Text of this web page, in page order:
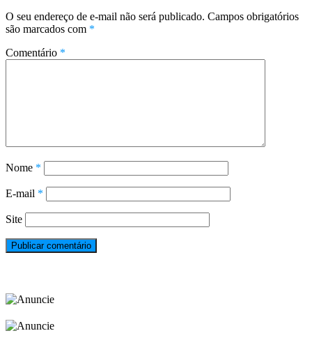
O seu endereço de e-mail não será publicado. Campos obrigatórios
são marcados com *
Comentário *
Nome *
E-mail *
Site